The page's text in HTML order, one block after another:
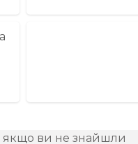
якщо ви не знайшли